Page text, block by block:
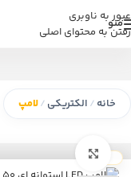
عبور به ناوبری
رفتن به محتوای اصلی
منو
خانه / الکتریکی /لامپ
بزرگنمایی تصویر